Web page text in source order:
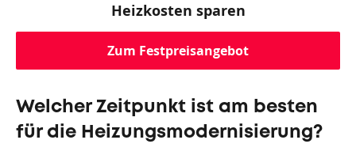
Heizkosten sparen
Zum Festpreisangebot
Welcher Zeitpunkt ist am besten
für die Heizungsmodernisierung?